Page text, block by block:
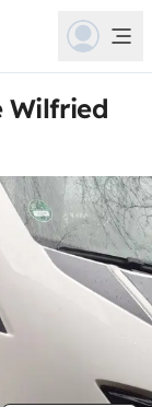
Wilfried